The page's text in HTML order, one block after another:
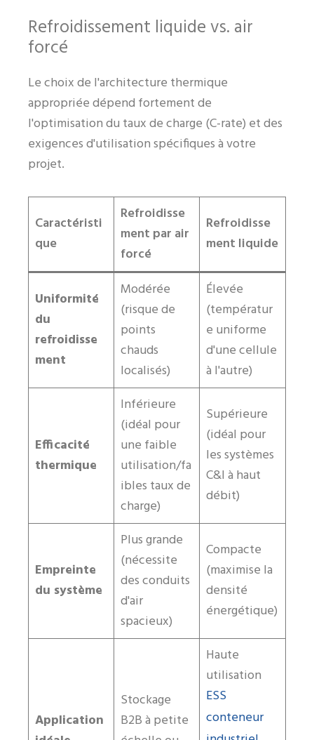
Refroidissement liquide vs. air
forcé
Le choix de l'architecture thermique
appropriée dépend fortement de
l'optimisation du taux de charge (C-rate) et des
exigences d'utilisation spécifiques à votre
projet.
Caractéristi
que
Refroidisse
ment par air
forcé
Refroidisse
ment liquide
Uniformité
du
refroidisse
ment
Modérée
(risque de
points
chauds
localisés)
Élevée
(températur
e uniforme
d'une cellule
à l'autre)
Efficacité
thermique
Inférieure
(idéal pour
une faible
utilisation/fa
ibles taux de
charge)
Supérieure
(idéal pour
les systèmes
C&I à haut
débit)
Empreinte
du système
Plus grande
(nécessite
des conduits
d'air
spacieux)
Compacte
(maximise la
densité
énergétique)
Application
Stockage
B2B à petite
Haute
utilisation
ESS
conteneur